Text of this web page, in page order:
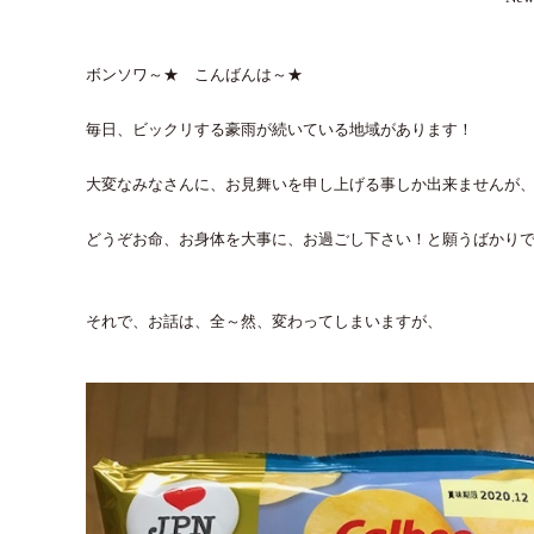
ボンソワ～★ こんばんは～★
毎日、ビックリする豪雨が続いている地域があります！
大変なみなさんに、お見舞いを申し上げる事しか出来ませんが、
どうぞお命、お身体を大事に、お過ごし下さい！と願うばかり
それで、お話は、全～然、変わってしまいますが、